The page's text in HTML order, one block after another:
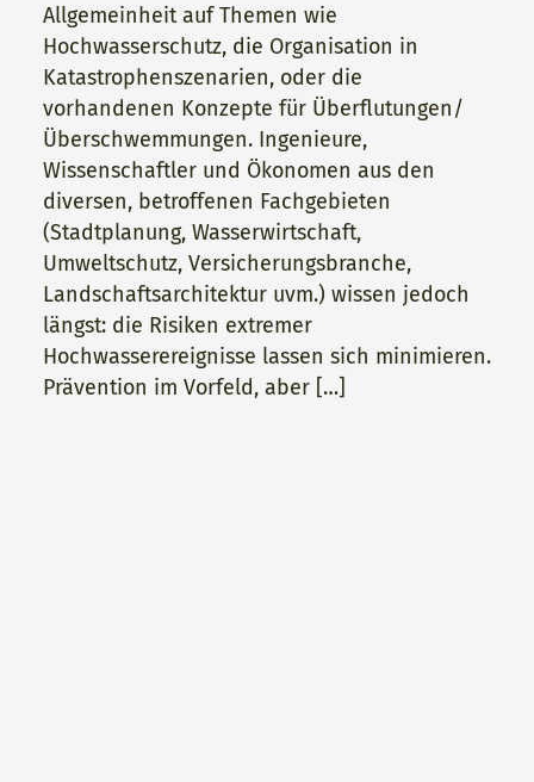
Allgemeinheit auf Themen wie
Hochwasserschutz, die Organisation in
Katastrophenszenarien, oder die
vorhandenen Konzepte für Überflutungen/
Überschwemmungen. Ingenieure,
Wissenschaftler und Ökonomen aus den
diversen, betroffenen Fachgebieten
(Stadtplanung, Wasserwirtschaft,
Umweltschutz, Versicherungsbranche,
Landschaftsarchitektur uvm.) wissen jedoch
längst: die Risiken extremer
Hochwasserereignisse lassen sich minimieren.
Prävention im Vorfeld, aber […]